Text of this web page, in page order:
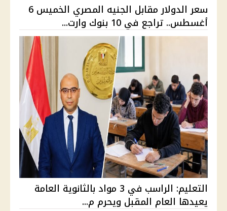
سعر الدولار مقابل الجنيه المصري الخميس 6
أغسطس.. تراجع في 10 بنوك وارت...
التعليم: الراسب في 3 مواد بالثانوية العامة
يعيدها العام المقبل ويحرم م...